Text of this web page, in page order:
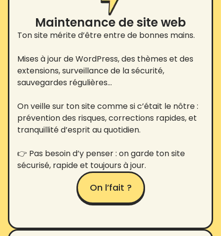
Maintenance de site web
Ton site mérite d’être entre de bonnes mains.
Mises à jour de WordPress, des thèmes et des
extensions, surveillance de la sécurité,
sauvegardes régulières…
On veille sur ton site comme si c’était le nôtre :
prévention des risques, corrections rapides, et
tranquillité d’esprit au quotidien.
👉 Pas besoin d’y penser : on garde ton site
sécurisé, rapide et toujours à jour.
On l’fait ?